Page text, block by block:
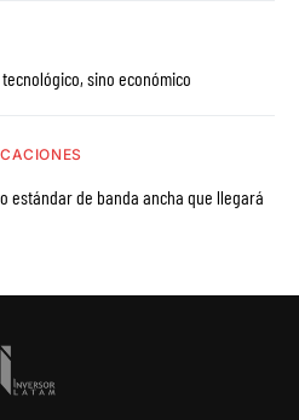
sino económico
estándar de banda ancha que llegará